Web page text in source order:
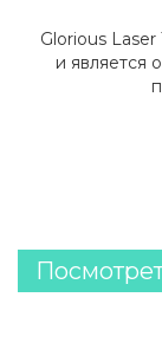
Glorious
и является